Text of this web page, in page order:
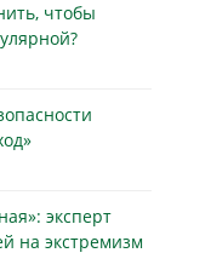
чтобы
эксперт
на экстремизм